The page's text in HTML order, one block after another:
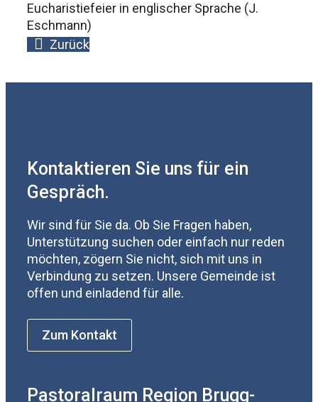
Eucharistiefeier in englischer Sprache (J.
Eschmann)
Zurück
Kontaktieren Sie uns für ein
Gespräch.
Wir sind für Sie da. Ob Sie Fragen haben,
Unterstützung suchen oder einfach nur reden
möchten, zögern Sie nicht, sich mit uns in
Verbindung zu setzen. Unsere Gemeinde ist
offen und einladend für alle.
Zum Kontakt
Pastoralraum Region Brugg-